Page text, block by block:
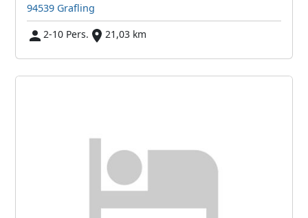
94539 Grafling
2-10 Pers.
21,03 km